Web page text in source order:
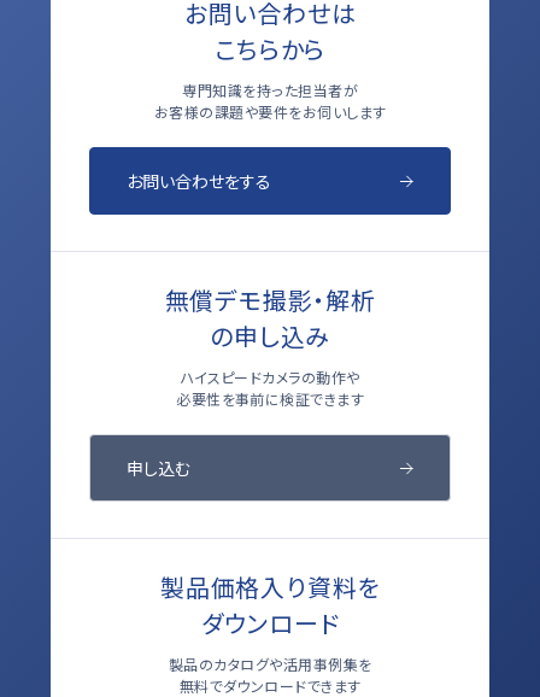
お問い合わせは
こちらから
専門知識を持った担当者が
お客様の課題や要件をお伺いします
お問い合わせをする
無償デモ撮影・解析
の申し込み
ハイスピードカメラの動作や
必要性を事前に検証できます
申し込む
製品価格入り資料を
ダウンロード
製品のカタログや活用事例集を
無料でダウンロードできます